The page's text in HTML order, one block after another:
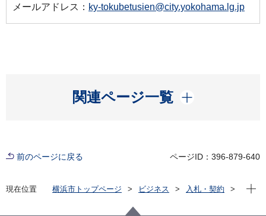
メールアドレス： ky-tokubetusien@city.yokohama.lg.jp
関連ページ一覧
開く
前のページに戻る ページID：396-879-640
現在位置 横浜市トップページ ビジネス
入札・契約
現在